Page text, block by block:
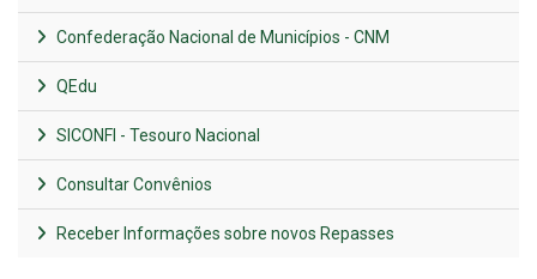
Confederação Nacional de Municípios - CNM
QEdu
SICONFI - Tesouro Nacional
Consultar Convênios
Receber Informações sobre novos Repasses